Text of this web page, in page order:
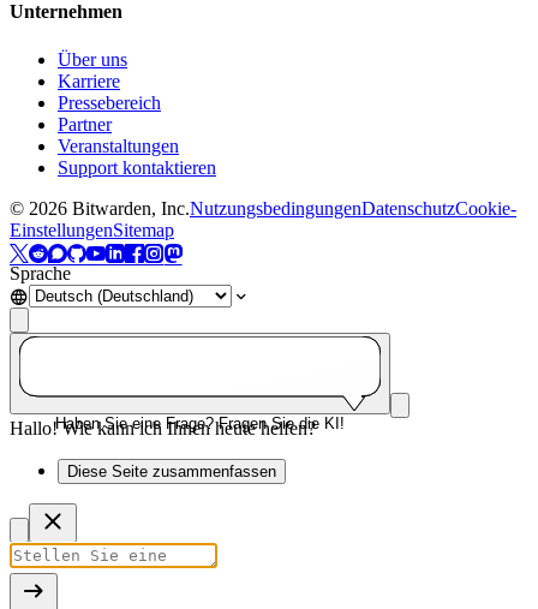
Unternehmen
Über uns
Karriere
Pressebereich
Partner
Veranstaltungen
Support kontaktieren
© 2026 Bitwarden, Inc.NutzungsbedingungenDatenschutzCookie-
EinstellungenSitemap
Sprache
Haben Sie eine Frage? Fragen Sie die KI!
Hallo! Wie kann ich Ihnen heute helfen?
Diese Seite zusammenfassen